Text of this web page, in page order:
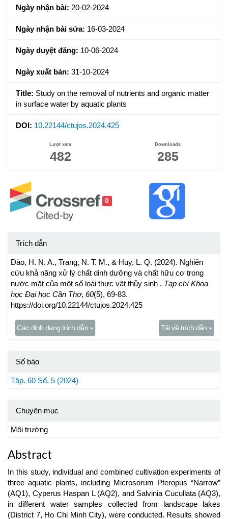
Ngày nhận bài: 20-02-2024
Ngày nhận bài sửa: 16-03-2024
Ngày duyệt đăng: 10-06-2024
Ngày xuất bản: 31-10-2024
Title: Study on the removal of nutrients and organic matter
in surface water by aquatic plants
DOI: 10.22144/ctujos.2024.425
Lượt xem
482
Downloads
285
0
Trích dẫn
Đào, H. N. A., Trang, N. T. M., & Huy, L. Q. (2024). Nghiên
cứu khả năng xử lý chất dinh dưỡng và chất hữu cơ trong
nước mặt của một số loài thực vật thủy sinh . Tạp chí Khoa
học Đại học Cần Thơ, 60(5), 69-83.
https://doi.org/10.22144/ctujos.2024.425
Các định dạng trích dẫn Tải về trích dẫn
Số báo
Tập. 60 Số. 5 (2024)
Chuyên mục
Môi trường
Abstract
In this study, individual and combined cultivation experiments of
three aquatic plants, including Microsorum Pteropus “Narrow”
(AQ1), Cyperus Haspan L (AQ2), and Salvinia Cucullata (AQ3),
in different water samples collected from landscape lakes
(District 7, Ho Chi Minh City), were conducted. Results showed